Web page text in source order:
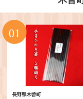
長野県木曽町